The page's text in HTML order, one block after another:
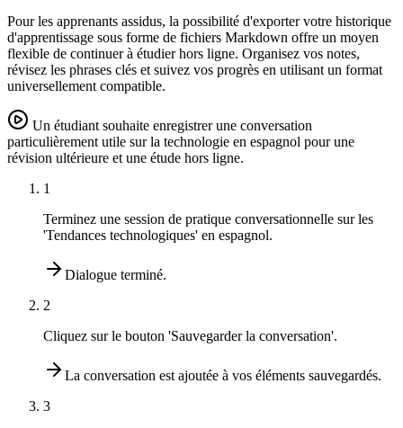
Pour les apprenants assidus, la possibilité d'exporter votre historique
d'apprentissage sous forme de fichiers Markdown offre un moyen
flexible de continuer à étudier hors ligne. Organisez vos notes,
révisez les phrases clés et suivez vos progrès en utilisant un format
universellement compatible.
Un étudiant souhaite enregistrer une conversation
particulièrement utile sur la technologie en espagnol pour une
révision ultérieure et une étude hors ligne.
1
Terminez une session de pratique conversationnelle sur les
'Tendances technologiques' en espagnol.
Dialogue terminé.
2
Cliquez sur le bouton 'Sauvegarder la conversation'.
La conversation est ajoutée à vos éléments sauvegardés.
3